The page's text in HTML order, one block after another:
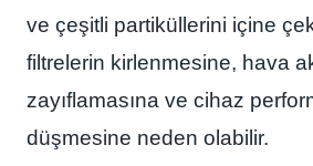
ve çeşitli partiküllerini içine
filtrelerin kirlenmesine, hava
zayıflamasına ve cihaz
düşmesine neden olabilir.